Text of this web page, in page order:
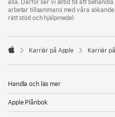
alla. Därför ser vi alltid till att
arbetar tillsammans med våra
rätt stöd och hjälpmedel.

Karriär på Apple Karriär
Handla och läs mer
Apple Plånbok